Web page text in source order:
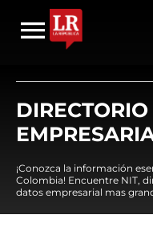
¡Conozca la información
Colombia! Encuentre NIT,
datos empresarial mas